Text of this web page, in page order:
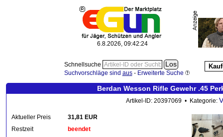
6.8.2026, 09:42:24
Schnellsuche
Suchvorschläge sind aus- Erweiterte Suche
Berdan Wesson Rifle Gewehr .45
Artikel-ID: 20397069 • Kategorie:
Aktueller Preis
31,81 EUR
Restzeit
beendet